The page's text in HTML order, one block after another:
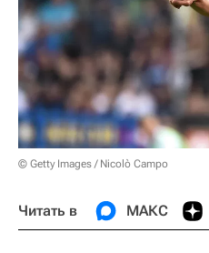
© Getty Images / Nicolò Campo
Читать в МАКС